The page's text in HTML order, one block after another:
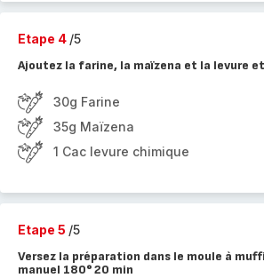
Etape 4 /5
Ajoutez la farine, la maïzena et la levure
30g Farine
35g Maïzena
1 Cac levure chimique
Etape 5 /5
Versez la préparation dans le moule à
manuel 180° 20 min